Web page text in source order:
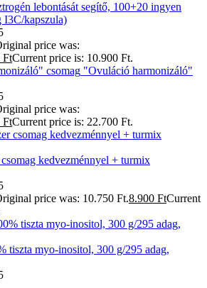
lebontását segítő, 100+20 ingyen
I3C/kapszula)
price was:
FtCurrent price is: 10.900 Ft.
"Ovuláció harmonizáló"
price was:
FtCurrent price is: 22.700 Ft.
kedvezménnyel + turmix
price was: 10.750 Ft.8.900 FtCurrent
tiszta myo-inositol, 300 g/295 adag,